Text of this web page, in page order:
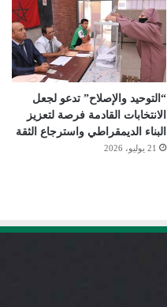
“التوحيد والإصلاح” تدعو لجعل
الانتخابات القادمة فرصة لتعزيز
البناء الديمقراطي واسترجاع الثقة
21 يوليو، 2026